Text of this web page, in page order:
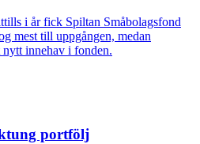
i år fick Spiltan Småbolagsfond
mest till uppgången, medan
nytt innehav i fonden.
portfölj